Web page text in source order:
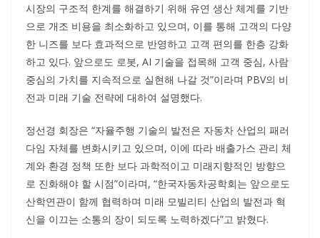
시장의 구조적 한계를 해결하기 위해 유연 생산 체계를 기반
으로 개조 비용을 최소화하고 있으며, 이를 통해 고객의 다양
한 니즈를 보다 효과적으로 반영하고 고객 편의를 한층 강화
하고 있다. 앞으로도 로봇, AI 기술을 접목해 고객 중심, 사람
중심의 가치를 지속적으로 실현해 나갈 것”이라며 PBV의 비
전과 미래 기술 전략에 대하여 설명했다.
정선경 회장은 “자율주행 기술의 발전은 자동차 산업의 패러
다임 자체를 변화시키고 있으며, 이에 따라 배출가스 관리 체
계와 환경 정책 또한 보다 과학적이고 미래지향적인 방향으
로 진화해야 할 시점”이라며, “한국자동차공학회는 앞으로도
산학연관이 함께 협력하며 미래 모빌리티 산업의 발전과 혁
신을 이끄는 소통의 장이 되도록 노력하겠다”고 밝혔다.